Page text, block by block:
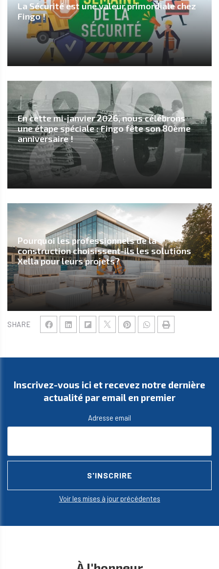
SHARE
La Sécurité est une valeur primordiale chez
Fingo !
En cette mi-janvier 2026, nous célébrons
une étape spéciale : Fingo fête son 80ème
anniversaire !
Pourquoi les professionnels de la
construction choisissent-ils les solutions
Xella pour leurs projets?
Inscrivez-vous ici et recevez notre dernière
actualité par email en premier
Adresse email
Voir les mises à jour précédentes